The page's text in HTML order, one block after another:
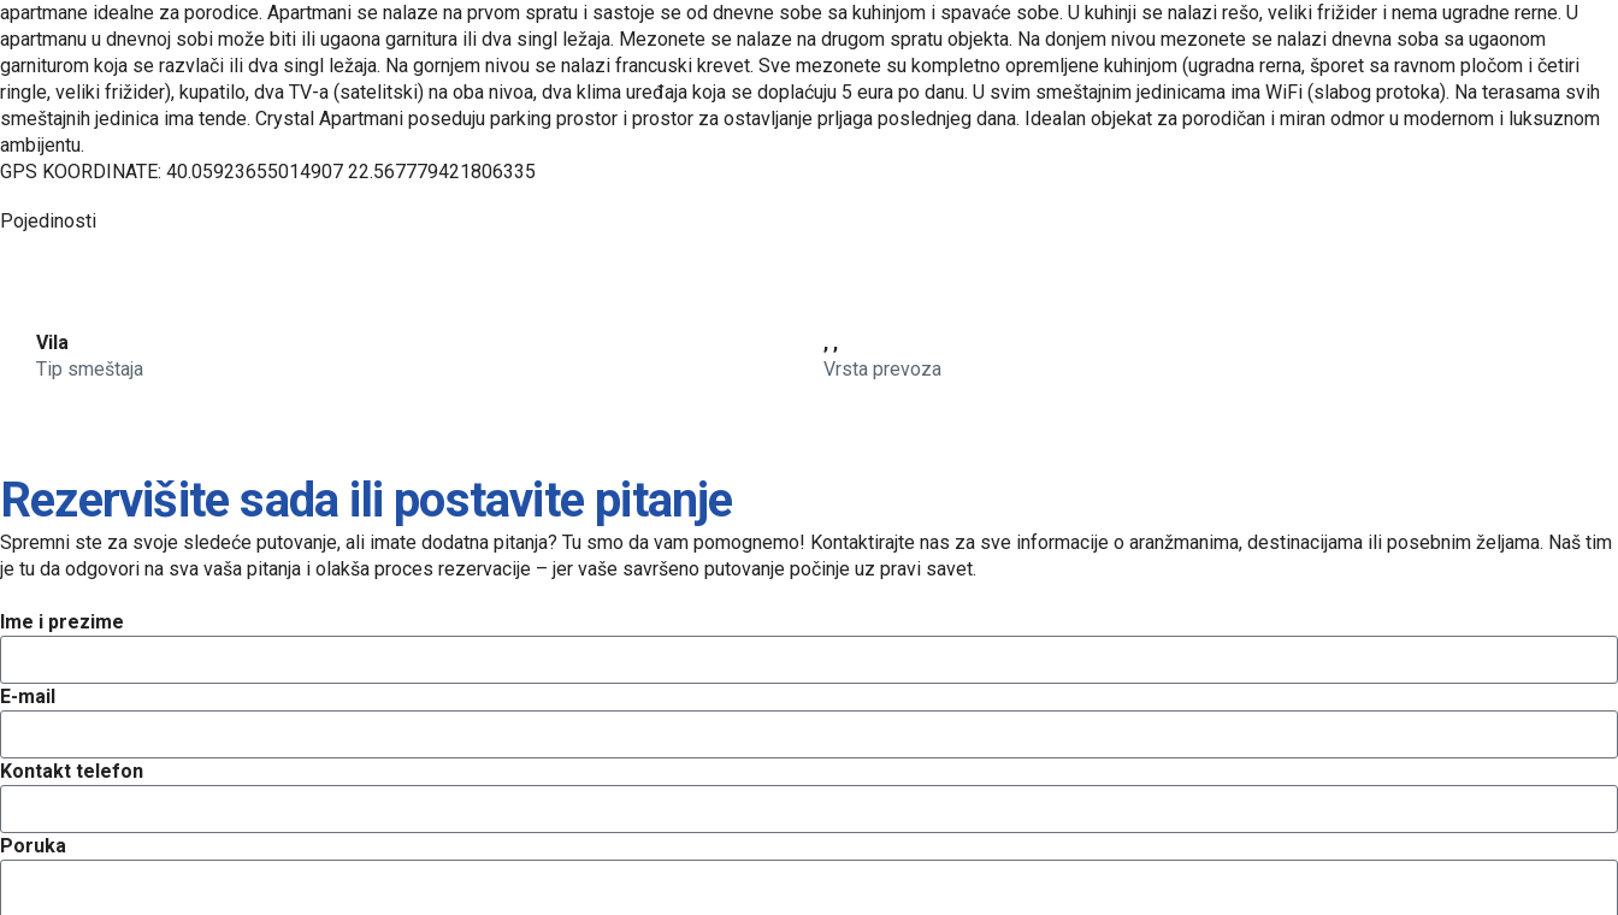
apartmane idealne za porodice. Apartmani se nalaze na prvom spratu i sastoje se od dnevne sobe sa kuhinjom i spavaće sobe. U kuhinji se nalazi rešo, veliki frižider i nema ugradne rerne. U
apartmanu u dnevnoj sobi može biti ili ugaona garnitura ili dva singl ležaja. Mezonete se nalaze na drugom spratu objekta. Na donjem nivou mezonete se nalazi dnevna soba sa ugaonom
garniturom koja se razvlači ili dva singl ležaja. Na gornjem nivou se nalazi francuski krevet. Sve mezonete su kompletno opremljene kuhinjom (ugradna rerna, šporet sa ravnom pločom i četiri
ringle, veliki frižider), kupatilo, dva TV-a (satelitski) na oba nivoa, dva klima uređaja koja se doplaćuju 5 eura po danu. U svim smeštajnim jedinicama ima WiFi (slabog protoka). Na terasama svih
smeštajnih jedinica ima tende. Crystal Apartmani poseduju parking prostor i prostor za ostavljanje prljaga poslednjeg dana. Idealan objekat za porodičan i miran odmor u modernom i luksuznom
ambijentu.
GPS KOORDINATE: 40.05923655014907 22.567779421806335
Pojedinosti
Vila
Tip smeštaja
, ,
Vrsta prevoza
Rezervišite sada ili postavite pitanje
Spremni ste za svoje sledeće putovanje, ali imate dodatna pitanja? Tu smo da vam pomognemo! Kontaktirajte nas za sve informacije o aranžmanima, destinacijama ili posebnim željama. Naš tim
je tu da odgovori na sva vaša pitanja i olakša proces rezervacije – jer vaše savršeno putovanje počinje uz pravi savet.
Ime i prezime
E-mail
Kontakt telefon
Poruka